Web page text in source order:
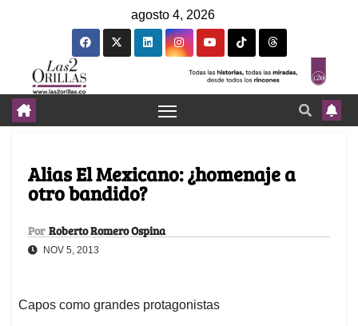
agosto 4, 2026
Alias El Mexicano: ¿homenaje a
otro bandido?
Por Roberto Romero Ospina
NOV 5, 2013
Capos como grandes protagonistas